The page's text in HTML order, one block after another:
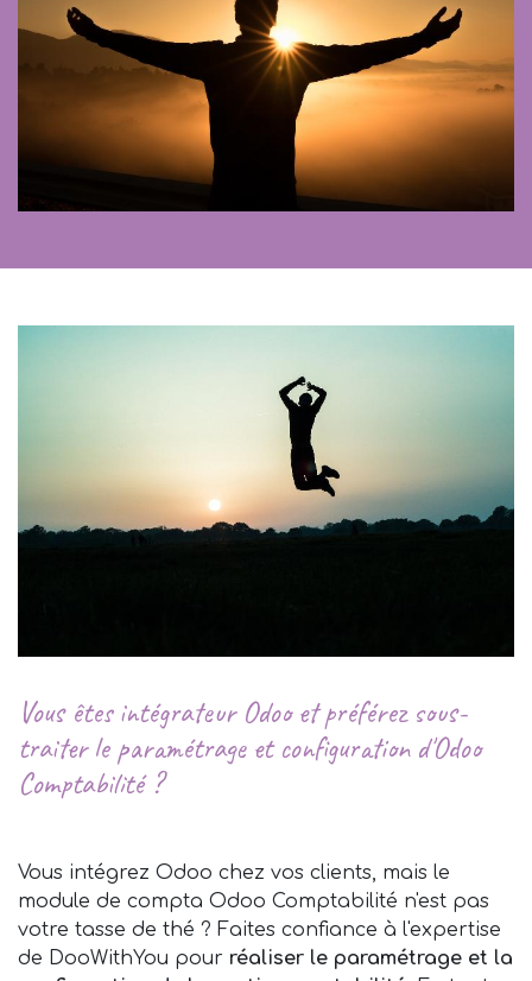
Vous êtes intégrateur Odoo et préférez sous-
traiter le paramétrage et configuration d'Odoo
Comptabilité ?
Vous intégrez Odoo chez vos clients, mais le
module de compta Odoo Comptabilité n'est pas
votre tasse de thé ? Faites confiance à l'expertise
de DooWithYou pour réaliser le paramétrage et la